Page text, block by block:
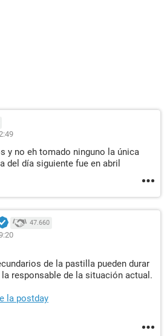
y no eh tomado ninguno la única
del día siguiente fue en abril
47.660
de la pastilla pueden durar
responsable de la situación actual.
la postday